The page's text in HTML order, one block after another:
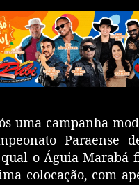
uma campanha
Paraense
o Águia Marabá
colocação, com